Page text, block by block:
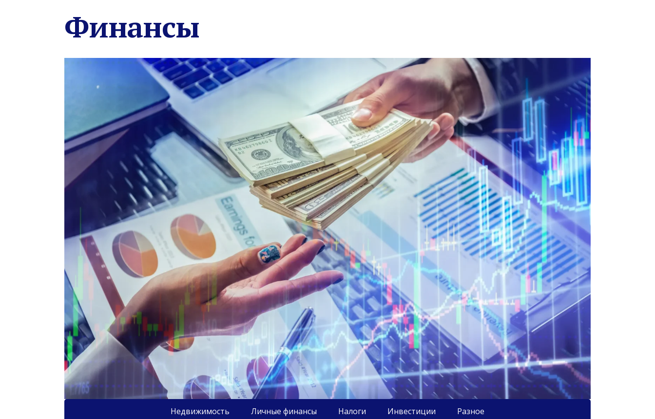
Финансы
Недвижимость Личные финансы Налоги Инвестиции Разное